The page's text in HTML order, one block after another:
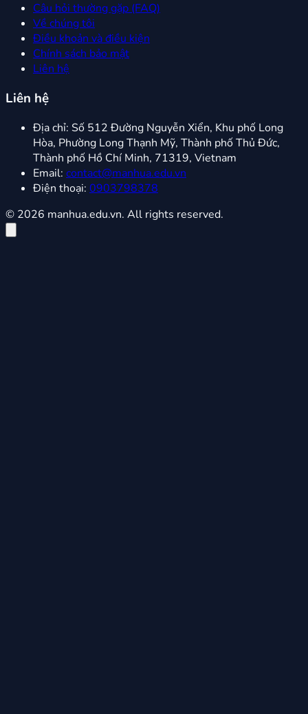
Câu hỏi thường gặp (FAQ)
Về chúng tôi
Điều khoản và điều kiện
Chính sách bảo mật
Liên hệ
Liên hệ
Địa chỉ: Số 512 Đường Nguyễn Xiển, Khu phố Long
Hòa, Phường Long Thạnh Mỹ, Thành phố Thủ Đức,
Thành phố Hồ Chí Minh, 71319, Vietnam
Email: contact@manhua.edu.vn
Điện thoại: 0903798378
© 2026 manhua.edu.vn. All rights reserved.